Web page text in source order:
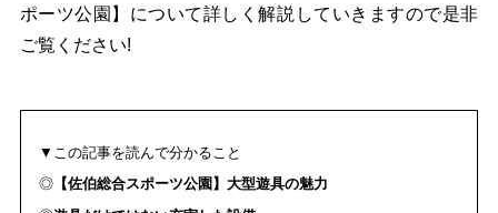
ポーツ公園】について詳しく解説していきますので是非
ご覧ください!
▼この記事を読んで分かること
◎【佐伯総合スポーツ公園】大型遊具の魅力